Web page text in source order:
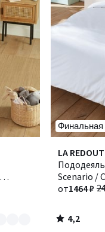
Финальная
LA
Scenario /
от1464 ₽
4,2
/ 5
Количество
цветов:
6
4,2
/